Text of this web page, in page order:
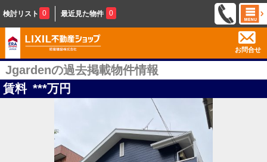
検討リスト 0 最近見た物件 0
お問合せ
Jgardenの過去掲載物件情報
賃料 ***万円